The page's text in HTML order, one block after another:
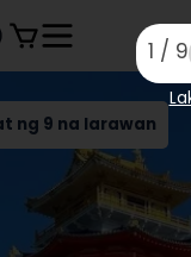
ng 9 na larawan
1 / 9